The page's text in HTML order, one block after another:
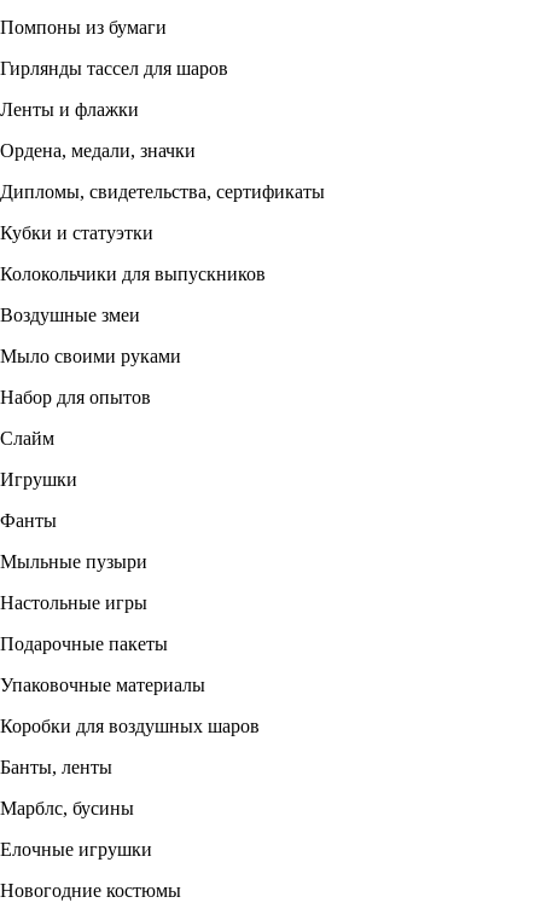
Помпоны из бумаги
Гирлянды тассел для шаров
Ленты и флажки
Ордена, медали, значки
Дипломы, свидетельства, сертификаты
Кубки и статуэтки
Колокольчики для выпускников
Воздушные змеи
Мыло своими руками
Набор для опытов
Слайм
Игрушки
Фанты
Мыльные пузыри
Настольные игры
Подарочные пакеты
Упаковочные материалы
Коробки для воздушных шаров
Банты, ленты
Марблс, бусины
Елочные игрушки
Новогодние костюмы